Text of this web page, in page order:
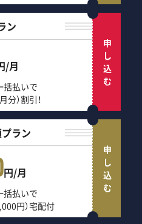
ン
/月
括払いで
分）割引！
申し込む
ラン
円/月
括払いで
円）宅配付
申し込む